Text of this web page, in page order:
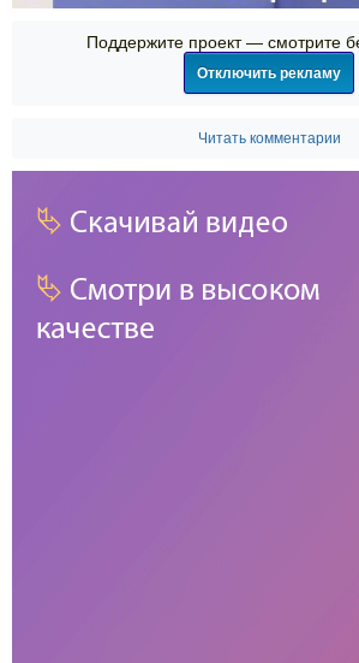
Поддержите проект — смотрите
Отключить рекламу
Читать комментарии